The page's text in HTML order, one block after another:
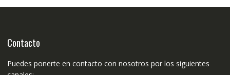
Contacto
Puedes ponerte en contacto con nosotros por los siguientes